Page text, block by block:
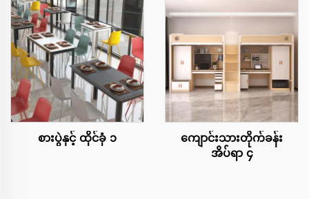
စားပွဲနှင့် ထိုင်ခုံ ၁
ကျောင်းသားတိုက်ခန်း
အိပ်ရာ ၄